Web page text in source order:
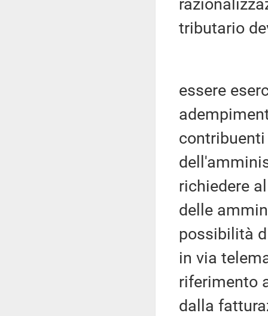
tributario
essere
richiedere
delle
possibilità
in via
riferimento
dalla